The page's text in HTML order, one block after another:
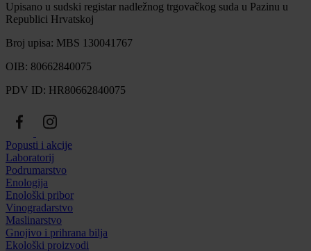
Upisano u sudski registar nadležnog trgovačkog suda u Pazinu u
Republici Hrvatskoj
Broj upisa: MBS 130041767
OIB: 80662840075
PDV ID: HR80662840075
Popusti i akcije
Laboratorij
Podrumarstvo
Enologija
Enološki pribor
Vinogradarstvo
Maslinarstvo
Gnojivo i prihrana bilja
Ekološki proizvodi